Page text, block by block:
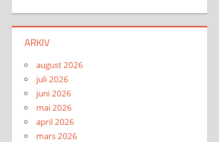
ARKIV
august 2026
juli 2026
juni 2026
mai 2026
april 2026
mars 2026